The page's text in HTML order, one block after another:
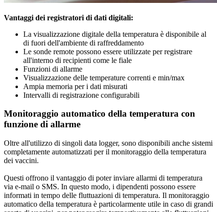
Vantaggi dei registratori di dati digitali:
La visualizzazione digitale della temperatura è disponibile al
di fuori dell'ambiente di raffreddamento
Le sonde remote possono essere utilizzate per registrare
all'interno di recipienti come le fiale
Funzioni di allarme
Visualizzazione delle temperature correnti e min/max
Ampia memoria per i dati misurati
Intervalli di registrazione configurabili
Monitoraggio automatico della temperatura con
funzione di allarme
Oltre all'utilizzo di singoli data logger, sono disponibili anche sistemi
completamente automatizzati per il monitoraggio della temperatura
dei vaccini.
Questi offrono il vantaggio di poter inviare allarmi di temperatura
via e-mail o SMS. In questo modo, i dipendenti possono essere
informati in tempo delle fluttuazioni di temperatura. Il monitoraggio
automatico della temperatura è particolarmente utile in caso di grandi